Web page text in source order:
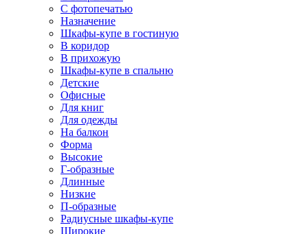
С фотопечатью
Назначение
Шкафы-купе в гостиную
В коридор
В прихожую
Шкафы-купе в спальню
Детские
Офисные
Для книг
Для одежды
На балкон
Форма
Высокие
Г-образные
Длинные
Низкие
П-образные
Радиусные шкафы-купе
Широкие